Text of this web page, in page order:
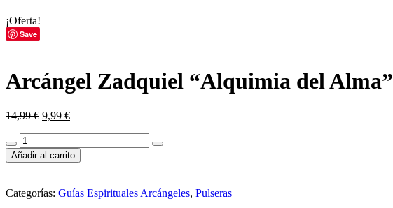
¡Oferta!
Save
Arcángel Zadquiel “Alquimia del Alma”
14,99€ El
era:
14,99 €.
9,99 €El
es:
9,99 €.
Arcángel
Zadquiel
“Alquimia
Alma”
cantidad
Añadir al carrito
Categorías: Guías Espirituales Arcángeles, Pulseras